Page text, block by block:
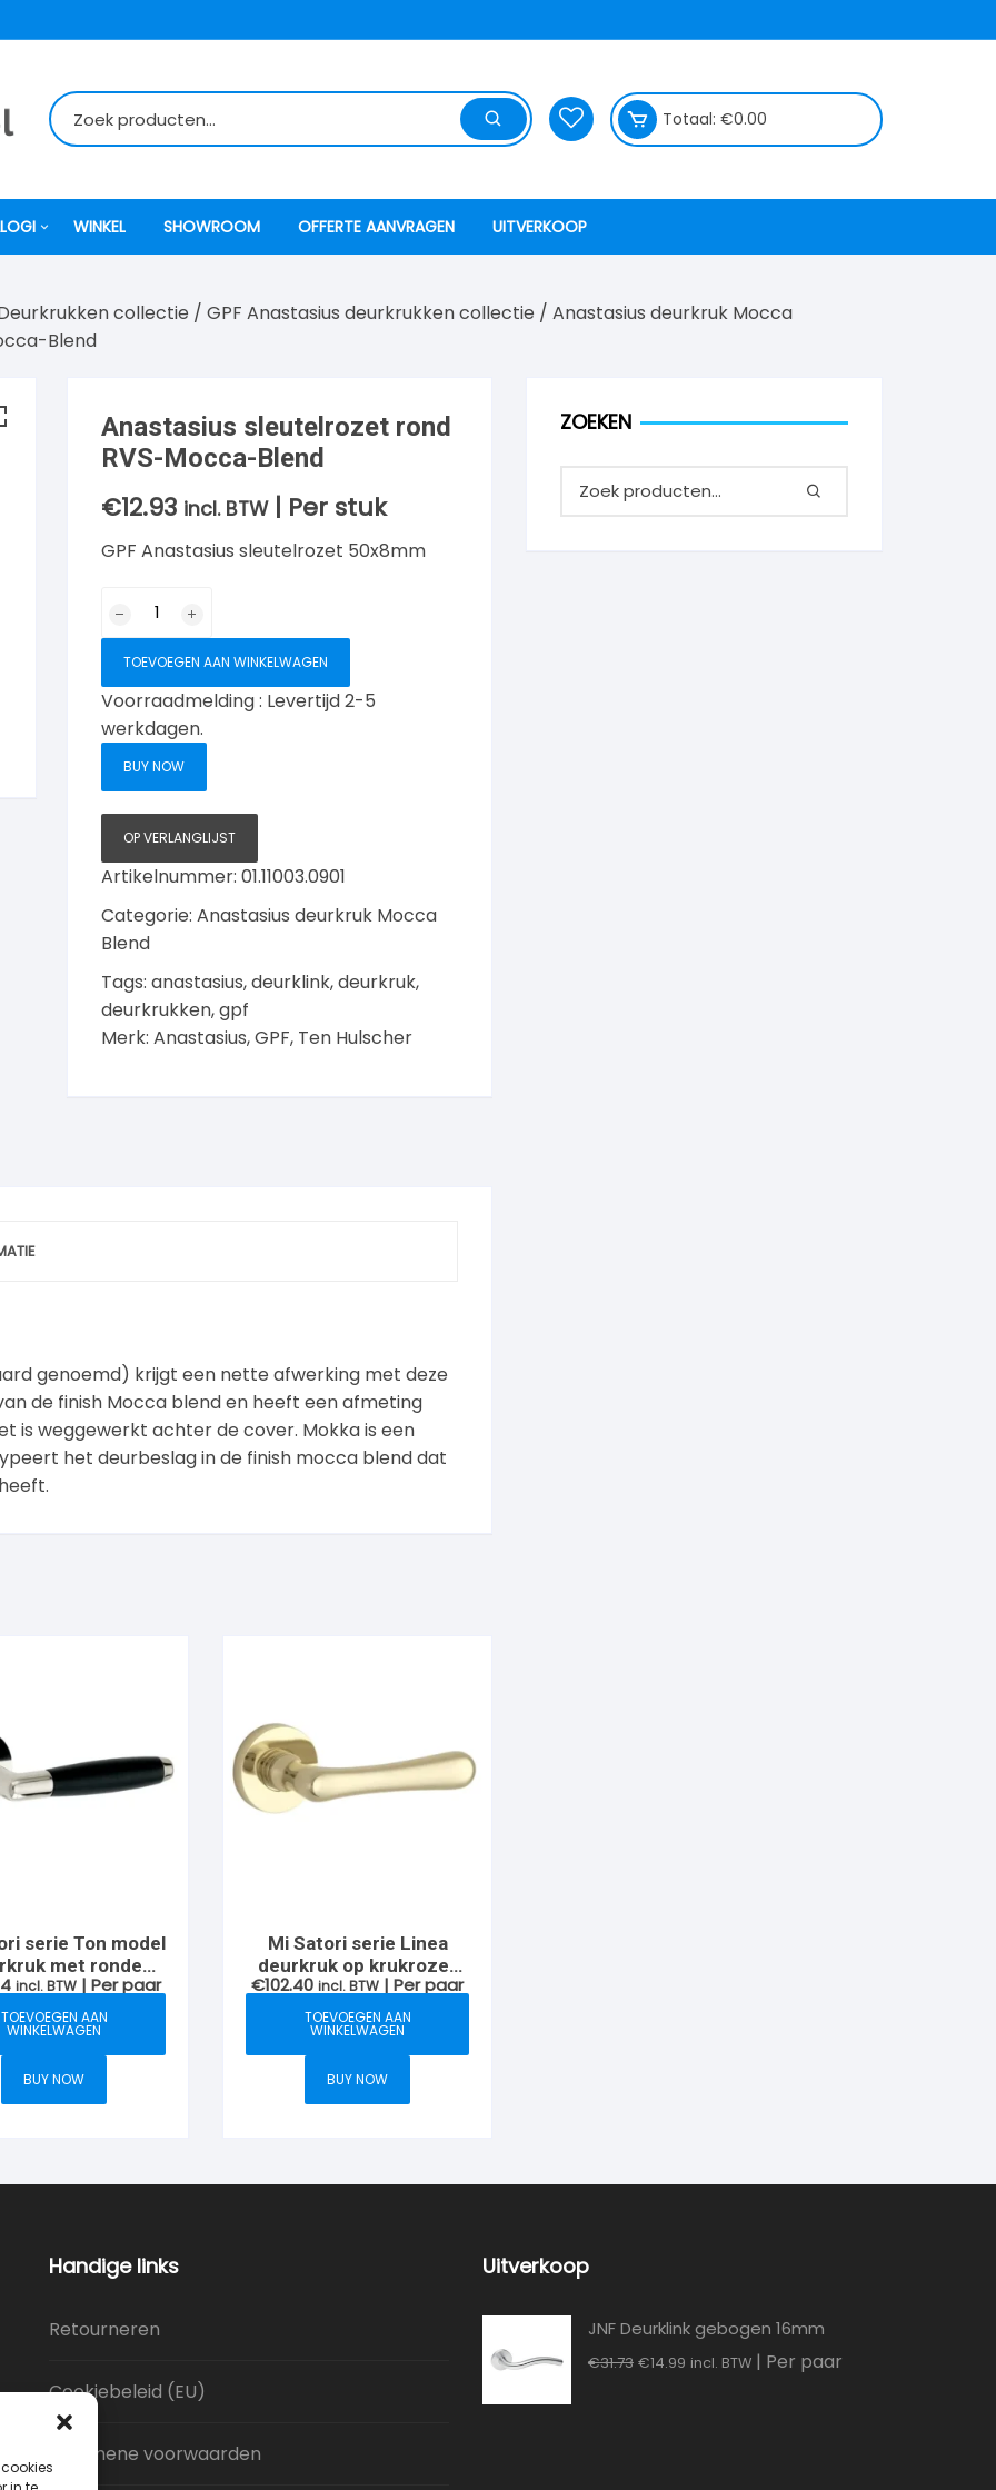
Totaal: €0.00
WINKEL SHOWROOM OFFERTE AANVRAGEN UITVERKOOP
collectie / GPF Anastasius deurkrukken collectie / Anastasius deurkruk Mocca
Blend
Anastasius sleutelrozet rond
RVS-Mocca-Blend
€12.93 incl. BTW | Per stuk
GPF Anastasius sleutelrozet 50x8mm
sleutelrozet
rond
Mocca-
Blend
aantal
TOEVOEGEN AAN WINKELWAGEN
Voorraadmelding : Levertijd 2-5
werkdagen.
BUY NOW
OP VERLANGLIJST
Artikelnummer:01.11003.0901
Categorie:Anastasius deurkruk Mocca
Blend
Tags:anastasius,deurklink,deurkruk,
deurkrukken,gpf
Merk:Anastasius,GPF, Ten Hulscher
genoemd) krijgt een nette afwerking met deze
de finish Mocca blend en heeft een afmeting
is weggewerkt achter de cover. Mokka is een
het deurbeslag in de finish mocca blend dat
serie Ton model
met ronde
rozet, Nikkel-
glans/ebben
incl. BTW | Per paar
TOEVOEGEN AAN
WINKELWAGEN
BUY NOW
Mi Satori serie Linea
deurkruk op krukrozet
rond verdekt, Messing-
ongelakt
€102.40 incl. BTW | Per paar
TOEVOEGEN AAN
WINKELWAGEN
BUY NOW
ZOEKEN
Handige links
Retourneren
Cookiebeleid (EU)
Algemene voorwaarden
Uitverkoop
JNF Deurklink gebogen 16mm
€31.73 Oorspronkelijke
€14.99Huidige
incl. BTW | Per paar